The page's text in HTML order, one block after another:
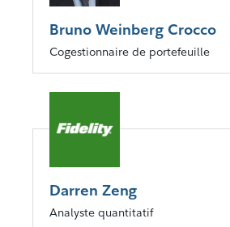
Bruno Weinberg Crocco
Cogestionnaire de portefeuille
Darren Zeng
Analyste quantitatif